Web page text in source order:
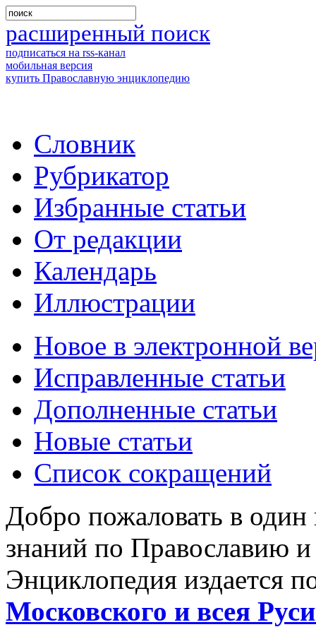
расширенный поиск
подписаться на rss-канал
мобильная версия
купить Православную энциклопедию
Словник
Рубрикатор
Избранные статьи
От редакции
Календарь
Иллюстрации
Новое в электронной
Исправленные статьи
Дополненные статьи
Новые статьи
Список сокращений
Добро пожаловать в
знаний по Православию
Энциклопедия издается
Московского и всея